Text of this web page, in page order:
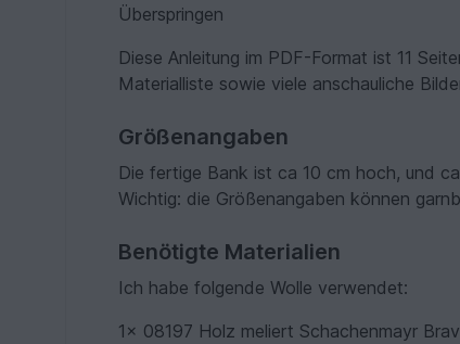
Überspringen
Diese Anleitung im PDF-Format ist 11
Materialliste sowie viele anschauliche
Größenangaben
Die fertige Bank ist ca 10 cm hoch, und
Wichtig: die Größenangaben können
Benötigte Materialien
Ich habe folgende Wolle verwendet:
1x 08197 Holz meliert Schachenmayr